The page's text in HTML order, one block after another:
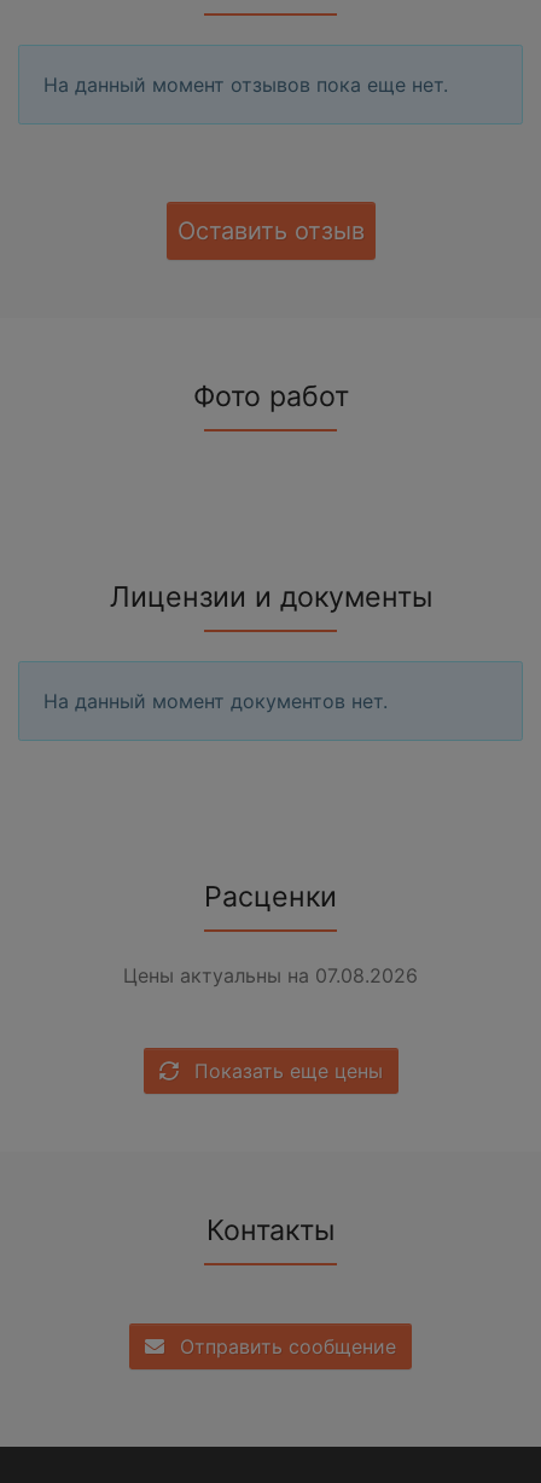
На данный момент отзывов пока еще нет.
Оставить отзыв
Фото работ
Лицензии и документы
На данный момент документов нет.
Расценки
Цены актуальны на 07.08.2026
Показать еще цены
Контакты
Отправить сообщение